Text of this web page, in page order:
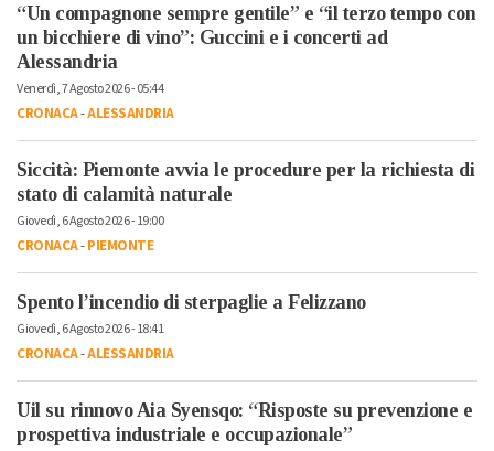
“Un compagnone sempre gentile” e “il terzo tempo con
un bicchiere di vino”: Guccini e i concerti ad
Alessandria
Venerdì, 7 Agosto 2026 - 05:44
CRONACA-ALESSANDRIA
Siccità: Piemonte avvia le procedure per la richiesta di
stato di calamità naturale
Giovedì, 6 Agosto 2026 - 19:00
CRONACA-PIEMONTE
Spento l’incendio di sterpaglie a Felizzano
Giovedì, 6 Agosto 2026 - 18:41
CRONACA-ALESSANDRIA
Uil su rinnovo Aia Syensqo: “Risposte su prevenzione e
prospettiva industriale e occupazionale”